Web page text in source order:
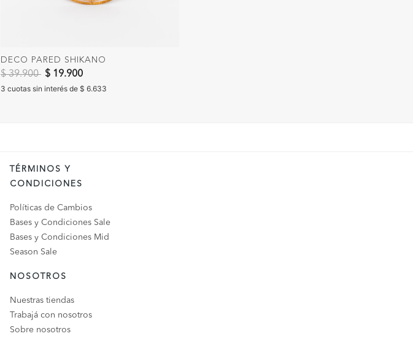
DECO PARED SHIKANO
Precio reducido de
$ 39.900a$ 19.900
3 cuotas sin interés de $ 6.633
TÉRMINOS Y
CONDICIONES
Políticas de Cambios
Bases y Condiciones Sale
Bases y Condiciones Mid
Season Sale
NOSOTROS
Nuestras tiendas
Trabajá con nosotros
Sobre nosotros